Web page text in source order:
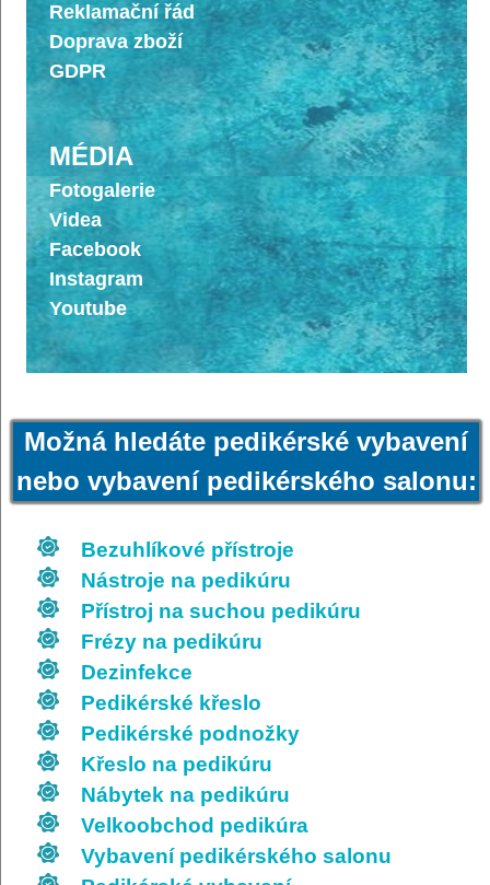
Reklamační řád
Doprava zboží
GDPR
MÉDIA
Fotogalerie
Videa
Facebook
Instagram
Youtube
Možná hledáte pedikérské vybavení
nebo vybavení pedikérského salonu:
Bezuhlíkové přístroje
Nástroje na pedikúru
Přístroj na suchou pedikúru
Frézy na pedikúru
Dezinfekce
Pedikérské křeslo
Pedikérské podnožky
Křeslo na pedikúru
Nábytek na pedikúru
Velkoobchod pedikúra
Vybavení pedikérského salonu